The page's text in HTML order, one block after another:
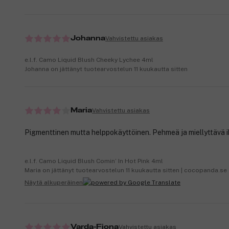
JohannaVahvistettu asiakas
e.l.f. Camo Liquid Blush Cheeky Lychee 4ml
Johanna on jättänyt tuotearvostelun 11 kuukautta sitten
MariaVahvistettu asiakas
Pigmenttinen mutta helppokäyttöinen. Pehmeä ja miellyttävä
e.l.f. Camo Liquid Blush Comin’ In Hot Pink 4ml
Maria on jättänyt tuotearvostelun 11 kuukautta sitten | cocopanda.se
Näytä alkuperäinen
Varda-FionaVahvistettu asiakas